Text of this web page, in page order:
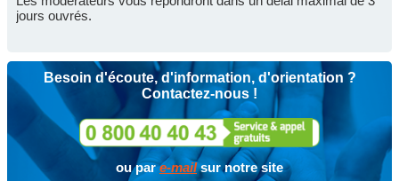
jours ouvrés.
Besoin d'écoute, d'information, d'orientation ?
Contactez-nous !
ou pare-mailsur notre site